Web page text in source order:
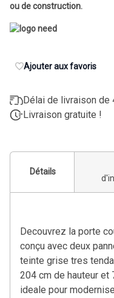
ou de construction.
Ajouter aux favoris
Délai de livraison de
Livraison gratuite !
Détails
Decouvrez la porte
conçu avec deux
teinte grise tres
204 cm de hauteur et
ideale pour